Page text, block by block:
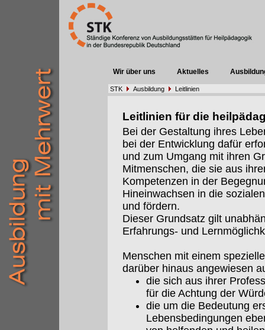
Wir über uns Aktuelles
STK Ausbildung Leitlinien
Leitlinien für die
Bei der Gestaltung ihres
bei der Entwicklung dafür
und zum Umgang mit ihren
Mitmenschen, die sie aus
Kompetenzen in der
Hineinwachsen in die
und fördern.
Dieser Grundsatz gilt
Erfahrungs- und
Menschen mit einem
darüber hinaus angewiesen
die sich aus ihrer
für die Achtung der
die um die Bedeutung
Lebensbedingungen